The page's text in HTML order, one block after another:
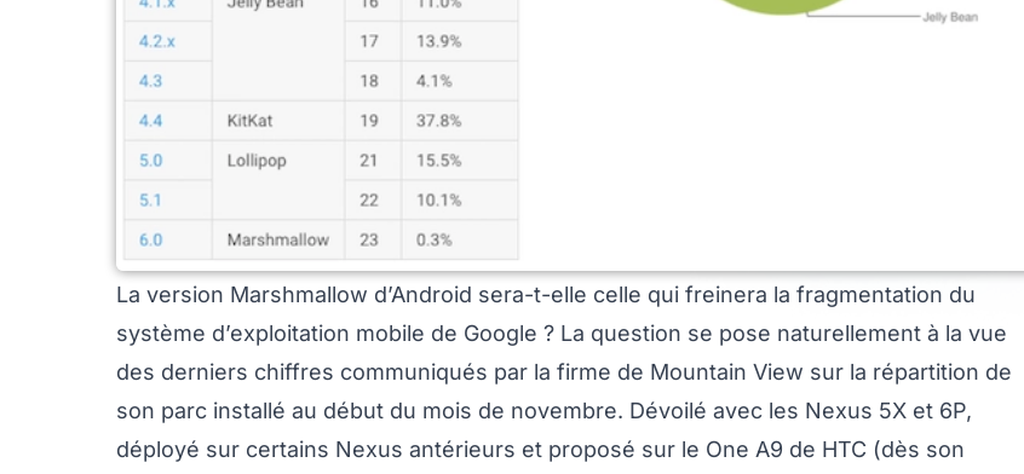
La version Marshmallow d’Android sera-t-elle celle qui freinera la fragmentation du
système d’exploitation mobile de Google ? La question se pose naturellement à la vue
des derniers chiffres communiqués par la firme de Mountain View sur la répartition de
son parc installé au début du mois de novembre. Dévoilé avec les Nexus 5X et 6P,
déployé sur certains Nexus antérieurs et proposé sur le One A9 de HTC (dès son